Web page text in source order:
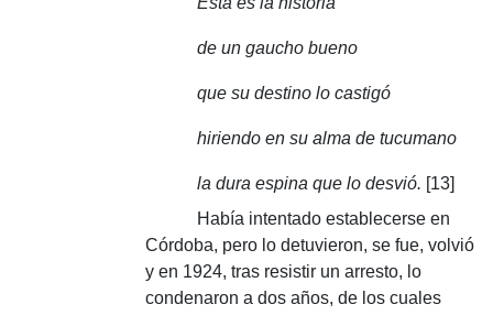
de un gaucho bueno
que su destino lo castigó
hiriendo en su alma de tucumano
la dura espina que lo desvió. [13]
Había intentado establecerse en
Córdoba, pero lo detuvieron, se fue, volvió
y en 1924, tras resistir un arresto, lo
condenaron a dos años, de los cuales